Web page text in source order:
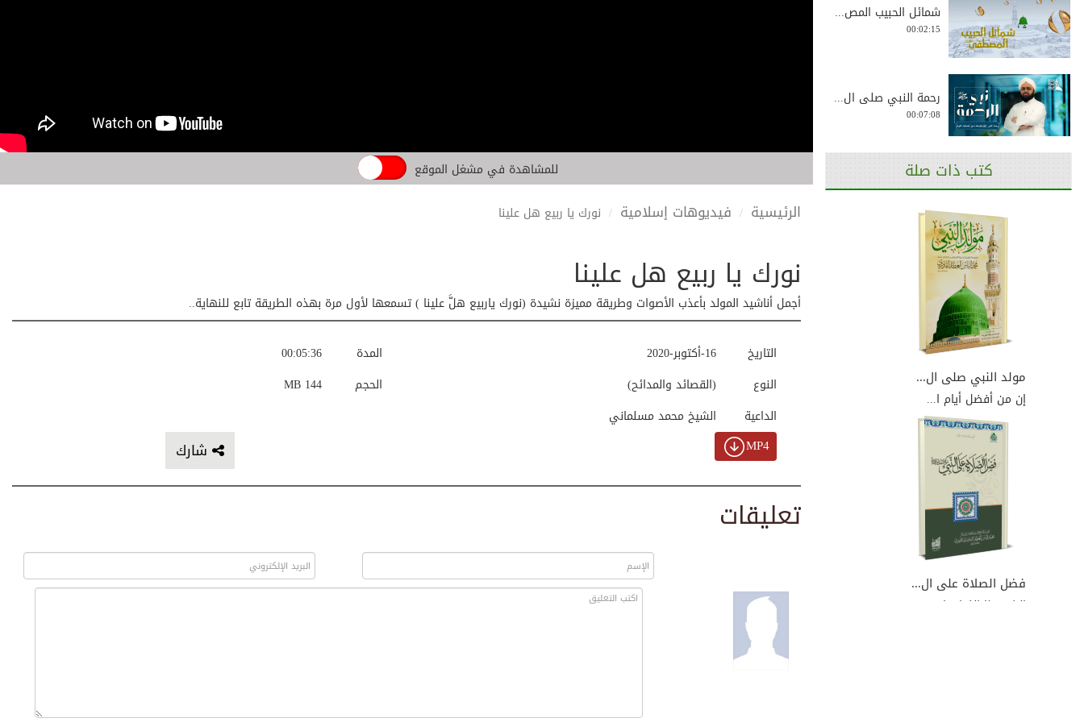
للمشاهدة في مشغل الموقع
الرئيسية فيديوهات إسلامية نورك يا ربيع هل علينا
نورك يا ربيع هل علينا
أجمل أناشيد المولد بأعذب الأصوات وطريقة مميزة نشيدة (نورك ياربيع هلَّ علينا ) تسمعها لأول مرة بهذه الطريقة تابع للنهاية..
00:05:36
المدة
144 MB
الحجم
16-أكتوبر-2020
التاريخ
(القصائد والمدائح)
النوع
الشيخ محمد مسلماني
الداعية
شارك MP4
تعليقات
شمائل الحبيب المص...
00:02:15
رحمة النبي صلى ال...
00:07:08
في تعظيمه صلى
توزيع الورود والز...
00:01:25
سيدنا النبي صلى ا...
00:01:22
00:06:10
00:06:34
كتب ذات صلة
مولد النبي صلى ال...
إن من أفضل أيام ا...
فضل الصلاة على ال...
إليك هذا الكتاب ا...